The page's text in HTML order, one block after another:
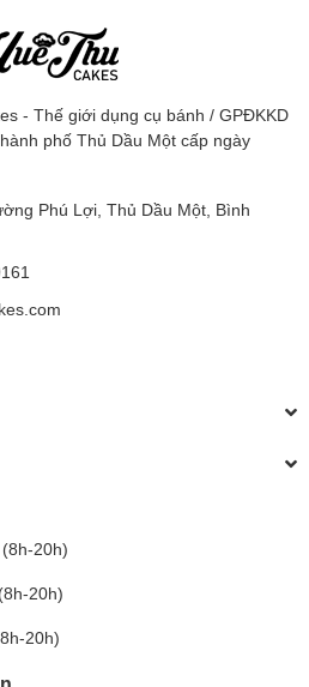
- Thế giới dụng cụ bánh / GPĐKKD
phố Thủ Dầu Một cấp ngày
Phú Lợi, Thủ Dầu Một, Bình
(8h-20h)
(8h-20h)
20h)